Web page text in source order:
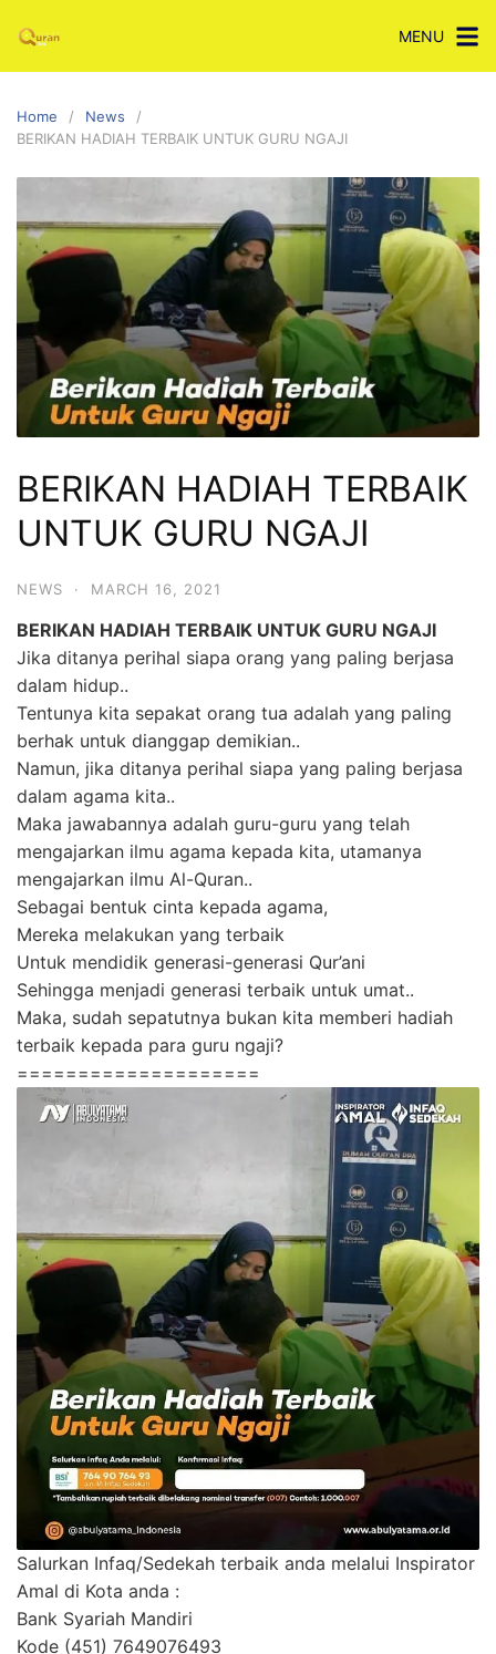
content
MENU
Home
News
BERIKAN HADIAH TERBAIK UNTUK GURU NGAJI
BERIKAN HADIAH TERBAIK
UNTUK GURU NGAJI
NEWS · MARCH 16, 2021
BERIKAN HADIAH TERBAIK UNTUK GURU NGAJI
Jika ditanya perihal siapa orang yang paling berjasa
dalam hidup..
Tentunya kita sepakat orang tua adalah yang paling
berhak untuk dianggap demikian..
Namun, jika ditanya perihal siapa yang paling berjasa
dalam agama kita..
Maka jawabannya adalah guru-guru yang telah
mengajarkan ilmu agama kepada kita, utamanya
mengajarkan ilmu Al-Quran..
Sebagai bentuk cinta kepada agama,
Mereka melakukan yang terbaik
Untuk mendidik generasi-generasi Qur’ani
Sehingga menjadi generasi terbaik untuk umat..
Maka, sudah sepatutnya bukan kita memberi hadiah
terbaik kepada para guru ngaji?
====================
Salurkan Infaq/Sedekah terbaik anda melalui Inspirator
Amal di Kota anda :
Bank Syariah Mandiri
Kode (451) 7649076493